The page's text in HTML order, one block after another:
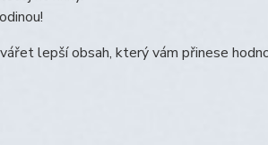
lepší obsah, který vám přinese